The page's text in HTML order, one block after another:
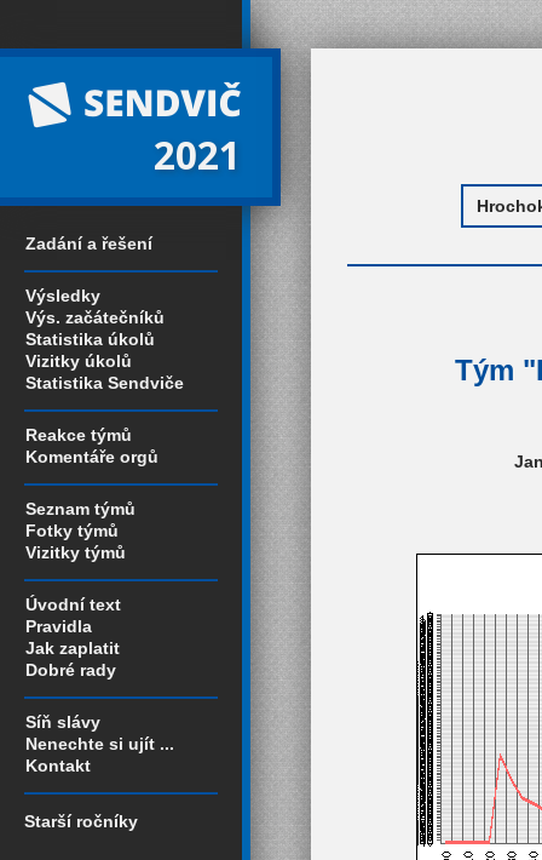
2021
Zadání a řešení
Výsledky
Výs. začátečníků
Statistika úkolů
Vizitky úkolů
Statistika Sendviče
Reakce týmů
Komentáře orgů
Seznam týmů
Fotky týmů
Vizitky týmů
Úvodní text
Pravidla
Jak zaplatit
Dobré rady
Síň slávy
Nenechte si ujít ...
Kontakt
Starší ročníky
Tým